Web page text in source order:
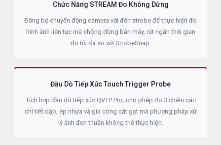
Chức Năng STREAM Đo Không Dừng
Đồng bộ chuyển động camera với đèn strobe để thực hiện đo
hình ảnh liên tục mà không dừng bàn máy, rút ngắn thời gian
đo tối đa so với StrobeSnap.
Đầu Dò Tiếp Xúc Touch Trigger Probe
Tích hợp đầu dò tiếp xúc QVTP Pro, cho phép đo 3 chiều các
chi tiết dập, ép nhựa và gia công cắt gọt mà phương pháp xử
lý ảnh đơn thuần không thể thực hiện.